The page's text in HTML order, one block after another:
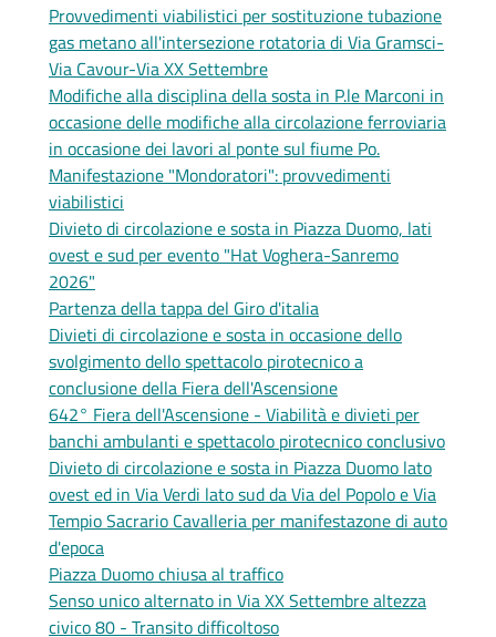
Provvedimenti viabilistici per sostituzione tubazione
gas metano all'intersezione rotatoria di Via Gramsci-
Via Cavour-Via XX Settembre
Modifiche alla disciplina della sosta in P.le Marconi in
occasione delle modifiche alla circolazione ferroviaria
in occasione dei lavori al ponte sul fiume Po.
Manifestazione "Mondoratori": provvedimenti
viabilistici
Divieto di circolazione e sosta in Piazza Duomo, lati
ovest e sud per evento "Hat Voghera-Sanremo
2026"
Partenza della tappa del Giro d'italia
Divieti di circolazione e sosta in occasione dello
svolgimento dello spettacolo pirotecnico a
conclusione della Fiera dell'Ascensione
642° Fiera dell'Ascensione - Viabilità e divieti per
banchi ambulanti e spettacolo pirotecnico conclusivo
Divieto di circolazione e sosta in Piazza Duomo lato
ovest ed in Via Verdi lato sud da Via del Popolo e Via
Tempio Sacrario Cavalleria per manifestazone di auto
d'epoca
Piazza Duomo chiusa al traffico
Senso unico alternato in Via XX Settembre altezza
civico 80 - Transito difficoltoso